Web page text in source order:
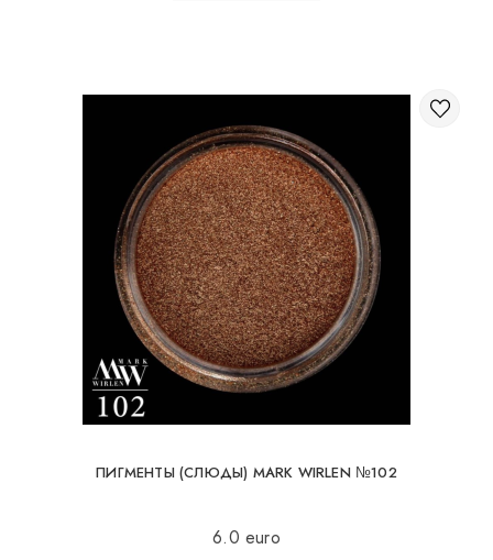
При отправке заказа заграницу через
перевозчика, интернет магазин не несет
ответственности за сохранность и целостность
ПИГМЕНТЫ (СЛЮДЫ) MARK WIRLEN №102
6.0 euro